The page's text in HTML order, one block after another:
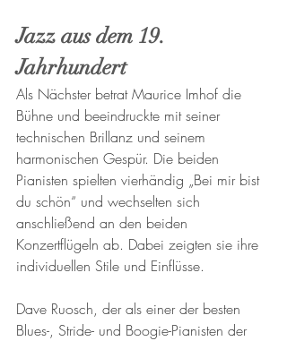
Jazz aus dem 19.
Jahrhundert
Als Nächster betrat Maurice Imhof die
Bühne und beeindruckte mit seiner
technischen Brillanz und seinem
harmonischen Gespür. Die beiden
Pianisten spielten vierhändig „Bei mir bist
du schön“ und wechselten sich
anschließend an den beiden
Konzertflügeln ab. Dabei zeigten sie ihre
individuellen Stile und Einflüsse.
Dave Ruosch, der als einer der besten
Blues-, Stride- und Boogie-Pianisten der